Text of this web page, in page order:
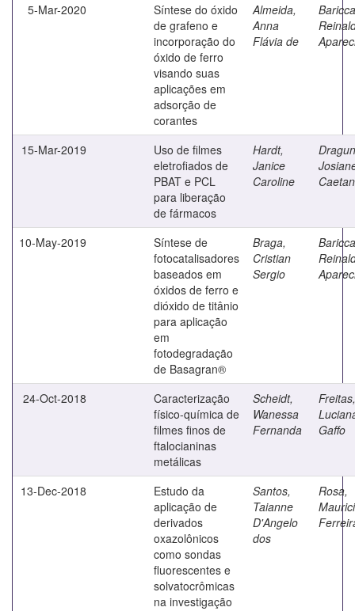
5-Mar-2020
Síntese do óxido
de grafeno e
incorporação do
óxido de ferro
visando suas
aplicações em
adsorção de
corantes
Almeida,
Anna
Flávia de
15-Mar-2019
Uso de filmes
eletrofiados de
PBAT e PCL
para liberação
de fármacos
Hardt,
Janice
Caroline
10-May-2019
Síntese de
fotocatalisadores
baseados em
óxidos de ferro e
dióxido de titânio
para aplicação
em
fotodegradação
de Basagran®
Braga,
Cristian
Sergio
24-Oct-2018
Caracterização
físico-química de
filmes finos de
ftalocianinas
metálicas
Scheidt,
Wanessa
Fernanda
Freitas,
Gaffo
13-Dec-2018
Estudo da
aplicação de
derivados
oxazolônicos
como sondas
fluorescentes e
solvatocrômicas
na investigação
Santos,
Taianne
D'Angelo
dos
Rosa,